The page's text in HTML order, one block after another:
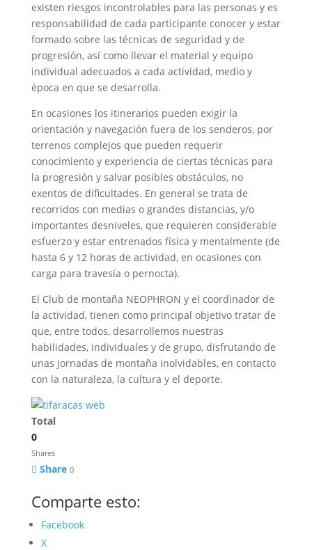
existen riesgos incontrolables para las personas y es
responsabilidad de cada participante conocer y estar
formado sobre las técnicas de seguridad y de
progresión, así como llevar el material y equipo
individual adecuados a cada actividad, medio y
época en que se desarrolla.
En ocasiones los itinerarios pueden exigir la
orientación y navegación fuera de los senderos, por
terrenos complejos que pueden requerir
conocimiento y experiencia de ciertas técnicas para
la progresión y salvar posibles obstáculos, no
exentos de dificultades. En general se trata de
recorridos con medias o grandes distancias, y/o
importantes desniveles, que requieren considerable
esfuerzo y estar entrenados física y mentalmente (de
hasta 6 y 12 horas de actividad, en ocasiones con
carga para travesía o pernocta).
El Club de montaña NEOPHRON y el coordinador de
la actividad, tienen como principal objetivo tratar de
que, entre todos, desarrollemos nuestras
habilidades, individuales y de grupo, disfrutando de
unas jornadas de montaña inolvidables, en contacto
con la naturaleza, la cultura y el deporte.
Total
0
Shares
Share 0
Comparte esto:
Facebook
X